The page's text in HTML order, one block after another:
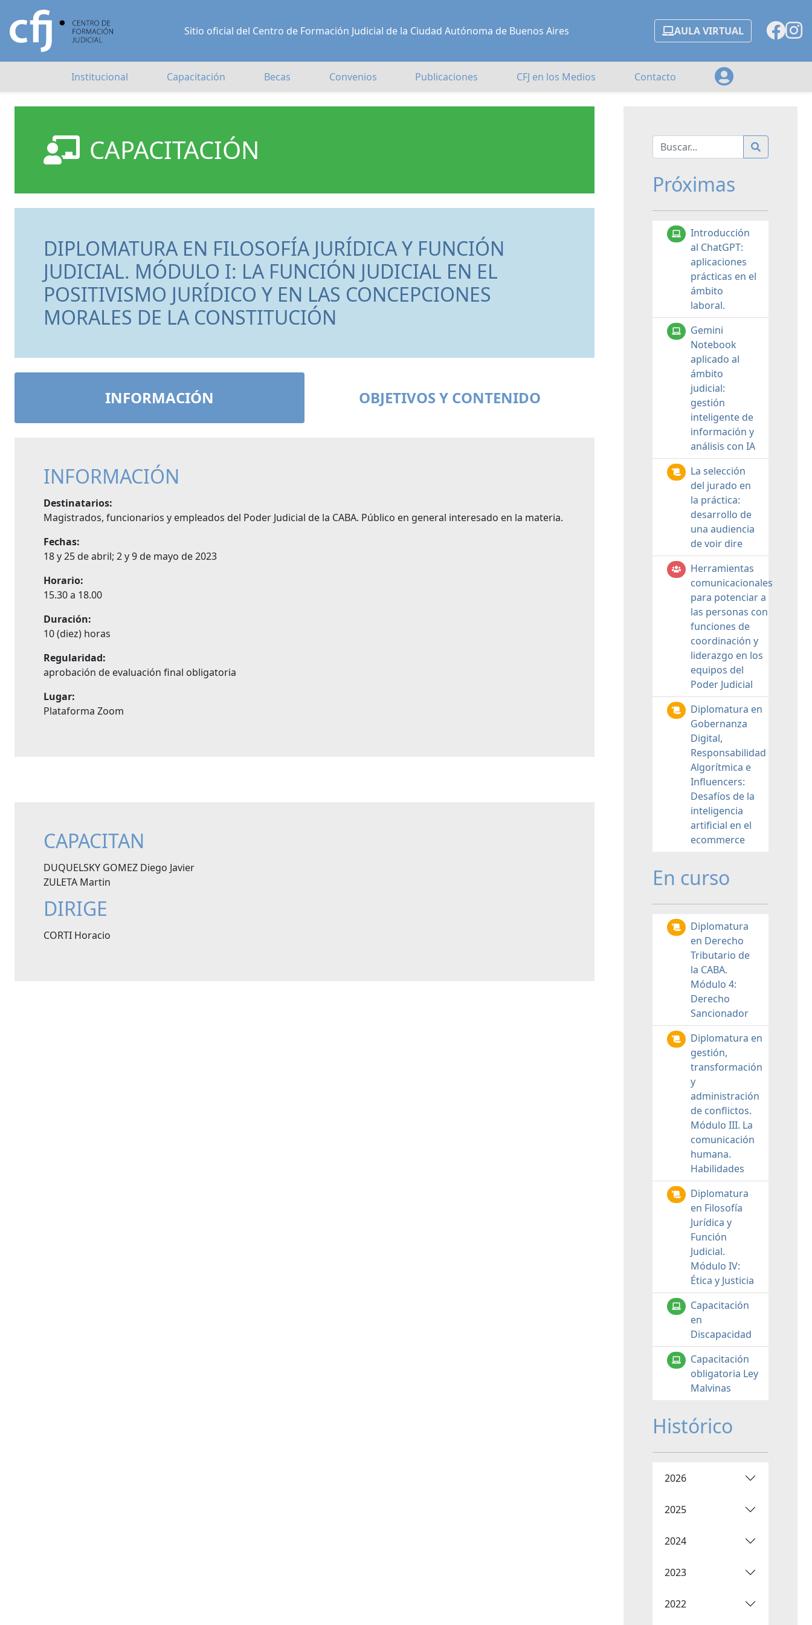
Sitio oficial del Centro de Formación Judicial de la Ciudad Autónoma de Buenos Aires AULA VIRTUAL
Institucional Capacitación Becas Convenios Publicaciones CFJ en los Medios Contacto
CAPACITACIÓN
DIPLOMATURA EN FILOSOFÍA JURÍDICA Y FUNCIÓN
JUDICIAL. MÓDULO I: LA FUNCIÓN JUDICIAL EN EL
POSITIVISMO JURÍDICO Y EN LAS CONCEPCIONES
MORALES DE LA CONSTITUCIÓN
INFORMACIÓN OBJETIVOS Y CONTENIDO
INFORMACIÓN
Destinatarios:
Magistrados, funcionarios y empleados del Poder Judicial de la CABA. Público en general interesado en la materia.
Fechas:
18 y 25 de abril; 2 y 9 de mayo de 2023
Horario:
15.30 a 18.00
Duración:
10 (diez) horas
Regularidad:
aprobación de evaluación final obligatoria
Lugar:
Plataforma Zoom
CAPACITAN
DUQUELSKY GOMEZ Diego Javier
ZULETA Martin
DIRIGE
CORTI Horacio
Próximas
Introducción
al ChatGPT:
aplicaciones
prácticas en el
ámbito
laboral.
Gemini
Notebook
aplicado al
ámbito
judicial:
gestión
inteligente de
información y
análisis con IA
La selección
del jurado en
la práctica:
desarrollo de
una audiencia
de voir dire
Herramientas
comunicacionales
para potenciar a
las personas con
funciones de
coordinación y
liderazgo en los
equipos del
Poder Judicial
Diplomatura en
Gobernanza
Digital,
Responsabilidad
Algorítmica e
Influencers:
Desafíos de la
inteligencia
artificial en el
ecommerce
En curso
Diplomatura
en Derecho
Tributario de
la CABA.
Módulo 4:
Derecho
Sancionador
Diplomatura en
gestión,
transformación
y
administración
de conflictos.
Módulo III. La
comunicación
humana.
Habilidades
Diplomatura
en Filosofía
Jurídica y
Función
Judicial.
Módulo IV:
Ética y Justicia
Capacitación
en
Discapacidad
Capacitación
obligatoria Ley
Malvinas
Histórico
2026
2025
2024
2023
2022